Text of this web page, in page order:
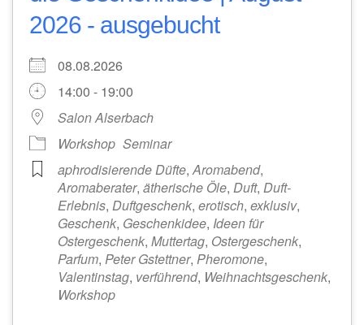
2026 - ausgebucht
08.08.2026
14:00 - 19:00
Salon Alserbach
Workshop Seminar
aphrodisierende Düfte,Aromabend,
Aromaberater, ätherische Öle, Duft, Duft-
Erlebnis, Duftgeschenk, erotisch, exklusiv,
Geschenk, Geschenkidee, Ideen für
Ostergeschenk, Muttertag, Ostergeschenk,
Parfum, Peter Gstettner, Pheromone,
Valentinstag, verführend, Weihnachtsgeschenk,
Workshop